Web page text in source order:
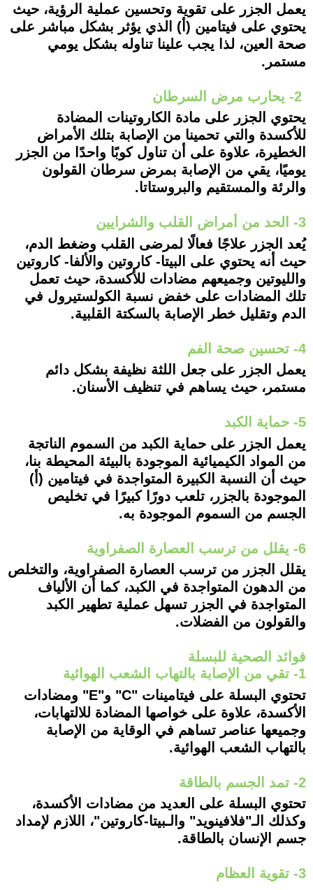
يعمل الجزر على تقوية وتحسين عملية الرؤية، حيث
يحتوي على فيتامين (أ) الذي يؤثر بشكل مباشر على
صحة العين، لذا يجب علينا تناوله بشكل يومي
مستمر.
يحتوي الجزر على مادة الكاروتينات المضادة
للأكسدة والتي تحمينا من الإصابة بتلك الأمراض
الخطيرة، علاوة على أن تناول كوبًا واحدًا من الجزر
يوميًا، يقي من الإصابة بمرض سرطان القولون
والرئة والمستقيم والبروستاتا.
3- الحد من أمراض القلب والشرايين
يُعد الجزر علاجًا فعالًا لمرضى القلب وضغط الدم،
حيث أنه يحتوي على البيتا- كاروتين والألفا- كاروتين
والليوتين وجميعهم مضادات للأكسدة، حيث تعمل
تلك المضادات على خفض نسبة الكولستيرول في
الدم وتقليل خطر الإصابة بالسكتة القلبية.
4- تحسين صحة الفم
يعمل الجزر على جعل اللثة نظيفة بشكل دائم
مستمر، حيث يساهم في تنظيف الأسنان.
5- حماية الكبد
يعمل الجزر على حماية الكبد من السموم الناتجة
من المواد الكيميائية الموجودة بالبيئة المحيطة بنا،
حيث أن النسبة الكبيرة المتواجدة في فيتامين (أ)
الموجودة بالجزر، تلعب دورًا كبيرًا في تخليص
الجسم من السموم الموجودة به.
6- يقلل من ترسب العصارة الصفراوية
يقلل الجزر من ترسب العصارة الصفراوية، والتخلص
من الدهون المتواجدة في الكبد، كما أن الألياف
المتواجدة في الجزر تسهل عملية تطهير الكبد
والقولون من الفضلات.
فوائد الصحية للبسلة
1- تقي من الإصابة بالتهاب الشعب الهوائية
تحتوي البسلة على فيتامينات "C" و"E" ومضادات
الأكسدة، علاوة على خواصها المضادة للالتهابات،
وجميعها عناصر تساهم في الوقاية من الإصابة
بالتهاب الشعب الهوائية.
2- تمد الجسم بالطاقة
تحتوي البسلة على العديد من مضادات الأكسدة،
وكذلك الـ"فلافينويد" والـبيتا-كاروتين"، اللازم لإمداد
جسم الإنسان بالطاقة.
3- تقوية العظام